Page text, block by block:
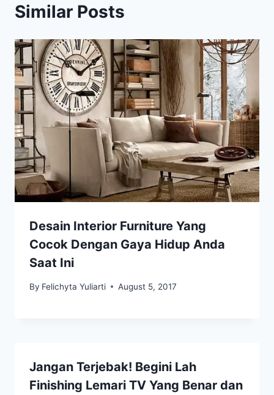
Similar Posts
Desain Interior Furniture Yang
Cocok Dengan Gaya Hidup Anda
Saat Ini
By Felichyta Yuliarti August 5, 2017
Jangan Terjebak! Begini Lah
Finishing Lemari TV Yang Benar dan